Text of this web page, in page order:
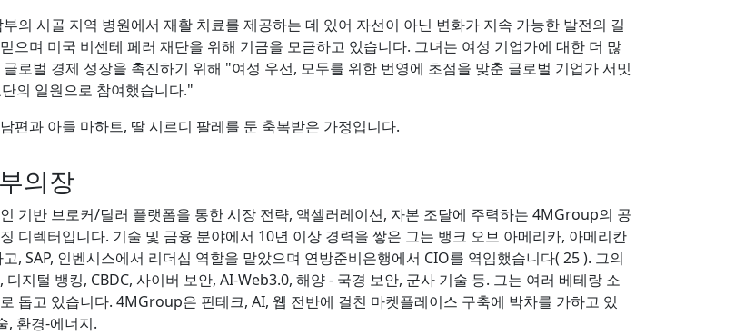
의 시골 지역 병원에서 재활 치료를 제공하는 데 있어 자선이 아닌 변화가 지속 가능한 발전의 길
으며 미국 비센테 페러 재단을 위해 기금을 모금하고 있습니다. 그녀는 여성 기업가에 대한 더 많
로벌 경제 성장을 촉진하기 위해 "여성 우선, 모두를 위한 번영에 초점을 맞춘 글로벌 기업가 서밋
의 일원으로 참여했습니다."
편과 아들 마하트, 딸 시르디 팔레를 둔 축복받은 가정입니다.
의장
기반 브로커/딜러 플랫폼을 통한 시장 전략, 액셀러레이션, 자본 조달에 주력하는 4MGroup의 공
디렉터입니다. 기술 및 금융 분야에서 10년 이상 경력을 쌓은 그는 뱅크 오브 아메리카, 아메리칸
, SAP, 인벤시스에서 리더십 역할을 맡았으며 연방준비은행에서 CIO를 역임했습니다( 25 ). 그의
디지털 뱅킹, CBDC, 사이버 보안, AI-Web3.0, 해양 - 국경 보안, 군사 기술 등. 그는 여러 베테랑 소
돕고 있습니다. 4MGroup은 핀테크, AI, 웹 전반에 걸친 마켓플레이스 구축에 박차를 가하고 있
, 환경-에너지.